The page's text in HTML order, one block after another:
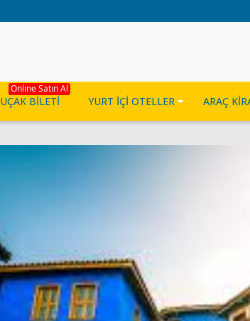
UÇAK BİLETİ
Online Satın Al
YURT İÇİ OTELLER ARAÇ